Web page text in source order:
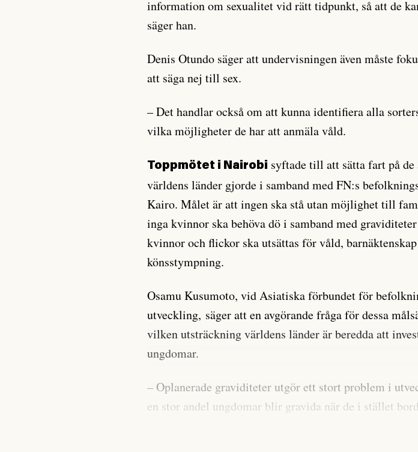
information om sexualitet vid rätt tidpunkt, så att de
säger han.
Denis Otundo säger att undervisningen även måste
att säga nej till sex.
– Det handlar också om att kunna identifiera alla
vilka möjligheter de har att anmäla våld.
Toppmötet i Nairobi syftade till att sätta fart på de
världens länder gjorde i samband med FN:s
Kairo. Målet är att ingen ska stå utan möjlighet till
inga kvinnor ska behöva dö i samband med
kvinnor och flickor ska utsättas för våld,
könsstympning.
Osamu Kusumoto, vid Asiatiska förbundet för
utveckling, säger att en avgörande fråga för dessa
vilken utsträckning världens länder är beredda att
ungdomar.
– Oplanerade graviditeter utgör ett stort problem i
en stor andel ungdomar blir gravida när de i stället